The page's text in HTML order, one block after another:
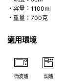
・容量：1100ml
・重量：700克
適用環境
微波爐 焗爐